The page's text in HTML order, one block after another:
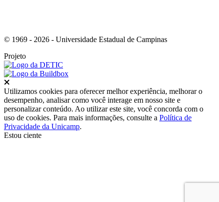
© 1969 - 2026 - Universidade Estadual de Campinas
Projeto
Utilizamos cookies para oferecer melhor experiência, melhorar o
desempenho, analisar como você interage em nosso site e
personalizar conteúdo. Ao utilizar este site, você concorda com o
uso de cookies. Para mais informações, consulte a Política de
Privacidade da Unicamp.
Estou ciente